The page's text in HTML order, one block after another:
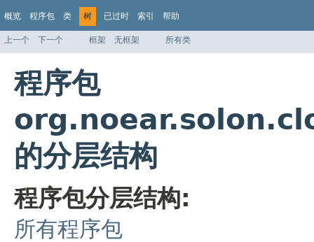
概览 程序包 类 树 已过时 索引 帮助
上一个 下一个 框架 无框架 所有类
程序包
的分层结构
程序包分层结构:
所有程序包